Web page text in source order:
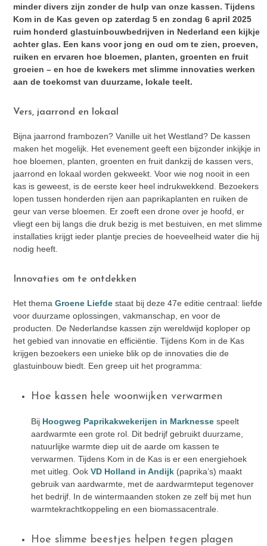
minder divers zijn zonder de hulp van onze kassen. Tijdens
Kom in de Kas geven op zaterdag 5 en zondag 6 april 2025
ruim honderd glastuinbouwbedrijven in Nederland een kijkje
achter glas. Een kans voor jong en oud om te zien, proeven,
ruiken en ervaren hoe bloemen, planten, groenten en fruit
groeien – en hoe de kwekers met slimme innovaties werken
aan de toekomst van duurzame, lokale teelt.
Vers, jaarrond en lokaal
Bijna jaarrond frambozen? Vanille uit het Westland? De kassen
maken het mogelijk. Het evenement geeft een bijzonder inkijkje in
hoe bloemen, planten, groenten en fruit dankzij de kassen vers,
jaarrond en lokaal worden gekweekt. Voor wie nog nooit in een
kas is geweest, is de eerste keer heel indrukwekkend. Bezoekers
lopen tussen honderden rijen aan paprikaplanten en ruiken de
geur van verse bloemen. Er zoeft een drone over je hoofd, er
vliegt een bij langs die druk bezig is met bestuiven, en met slimme
installaties krijgt ieder plantje precies de hoeveelheid water die hij
nodig heeft.
Innovaties om te ontdekken
Het themaGroene Liefde staat bij deze 47e editie centraal: liefde
voor duurzame oplossingen, vakmanschap, en voor de
producten. De Nederlandse kassen zijn wereldwijd koploper op
het gebied van innovatie en efficiëntie. Tijdens Kom in de Kas
krijgen bezoekers een unieke blik op de innovaties die de
glastuinbouw biedt. Een greep uit het programma:
Hoe kassen hele woonwijken verwarmen
Bij Hoogweg Paprikakwekerijen in Marknesse speelt
aardwarmte een grote rol. Dit bedrijf gebruikt duurzame,
natuurlijke warmte diep uit de aarde om kassen te
verwarmen. Tijdens Kom in de Kas is er een energiehoek
met uitleg. OokVD Holland in Andijk (paprika’s) maakt
gebruik van aardwarmte, met de aardwarmteput tegenover
het bedrijf. In de wintermaanden stoken ze zelf bij met hun
warmtekrachtkoppeling en een biomassacentrale.
Hoe slimme beestjes helpen tegen plagen